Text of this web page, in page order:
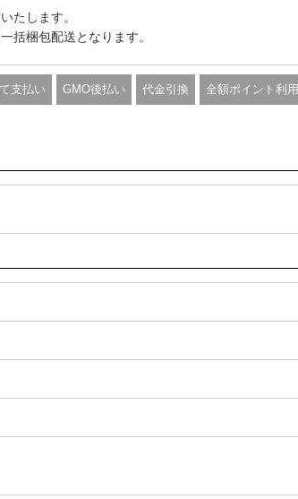
たします。
括梱包配送となります。
支払い GMO後払い 代金引換 全額ポイント利用